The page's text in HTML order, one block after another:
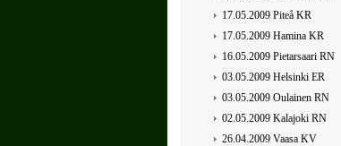
17.05.2009 Piteå KR
17.05.2009 Hamina KR
16.05.2009 Pietarsaari RN
03.05.2009 Helsinki ER
03.05.2009 Oulainen RN
02.05.2009 Kalajoki RN
26.04.2009 Vaasa KV